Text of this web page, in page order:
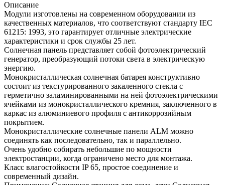
Описание
Модули изготовлены на современном оборудовании из
качественных материалов, что соответствуют стандарту IEC
61215: 1993, это гарантирует отличные электрические
характеристики и срок службы 25 лет.
Солнечная панель представляет собой фотоэлектрический
генератор, преобразующий потоки света в электрическую
энергию.
Монокристаллическая солнечная батарея конструктивно
состоит из текстурированного закаленного стекла с
герметично заламинированными на ней фотоэлектрическими
ячейками из монокристаллического кремния, заключенного в
каркас из алюминиевого профиля с антикоррозийным
покрытием.
Монокристаллические солнечные панели ALM можно
соединять как последовательно, так и параллельно.
Очень удобно собирать небольшие по мощности
электростанции, когда ограничено место для монтажа.
Класс влагостойкости IP 65, простое соединение и
современный дизайн.